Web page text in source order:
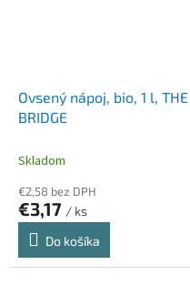
Ovsený nápoj, bio, 1 l, THE
BRIDGE
Skladom
€2,58 bez DPH
€3,17 / ks
Do košíka